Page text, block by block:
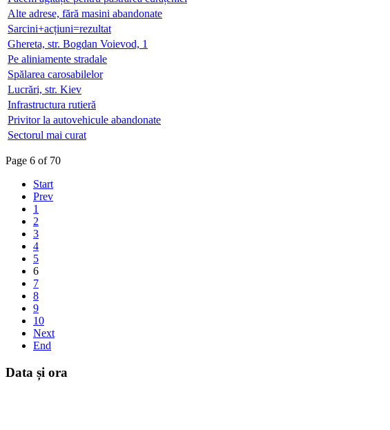
Alte adrese, fără masini abandonate
Sarcini+acțiuni=rezultat
Ghereta, str. Bogdan Voievod, 1
Pe aliniamente stradale
Spălarea carosabilelor
Lucrări, str. Kiev
Infrastructura rutieră
Privitor la autovehicule abandonate
Sectorul mai curat
Page 6 of 70
Start
Prev
1
2
3
4
5
6
7
8
9
10
Next
End
Data și ora